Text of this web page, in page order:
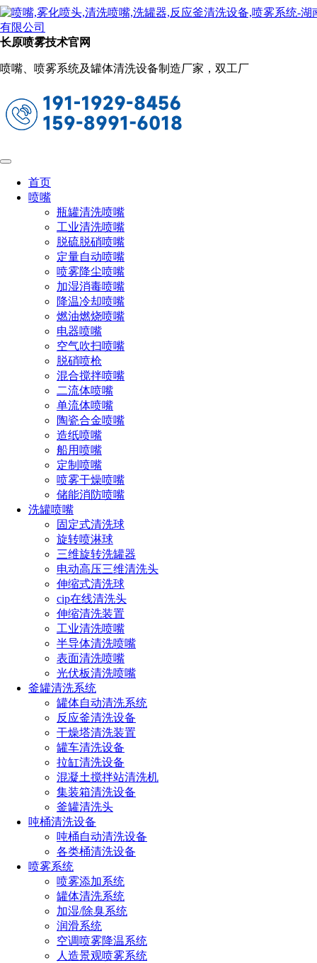
长原喷雾技术官网
喷嘴、喷雾系统及罐体清洗设备制造厂家，双工厂
首页
喷嘴
瓶罐清洗喷嘴
工业清洗喷嘴
脱硫脱硝喷嘴
定量自动喷嘴
喷雾降尘喷嘴
加湿消毒喷嘴
降温冷却喷嘴
燃油燃烧喷嘴
电器喷嘴
空气吹扫喷嘴
脱硝喷枪
混合搅拌喷嘴
二流体喷嘴
单流体喷嘴
陶瓷合金喷嘴
造纸喷嘴
船用喷嘴
定制喷嘴
喷雾干燥喷嘴
储能消防喷嘴
洗罐喷嘴
固定式清洗球
旋转喷淋球
三维旋转洗罐器
电动高压三维清洗头
伸缩式清洗球
cip在线清洗头
伸缩清洗装置
工业清洗喷嘴
半导体清洗喷嘴
表面清洗喷嘴
光伏板清洗喷嘴
釜罐清洗系统
罐体自动清洗系统
反应釜清洗设备
干燥塔清洗装置
罐车清洗设备
拉缸清洗设备
混凝土搅拌站清洗机
集装箱清洗设备
釜罐清洗头
吨桶清洗设备
吨桶自动清洗设备
各类桶清洗设备
喷雾系统
喷雾添加系统
罐体清洗系统
加湿/除臭系统
润滑系统
空调喷雾降温系统
人造景观喷雾系统
新闻动态
当前位置：
单流体喷嘴VS双流体喷嘴（单流体与双
2023-05-22 09:40:30 阅读量：2793
化为细小颗粒的目的。在喷嘴领域中，单流体和双流体喷嘴都
间的区别。
单流体喷嘴
单流体喷嘴是最基本的喷嘴类型之一。它使用一种液体，
通常是水，来形成喷雾。单流体喷嘴较简单并易于维护。它们
可供许多应用使用，例如清洁、农业、艺术等。单流体喷嘴的
用途可能会受到一些限制。它不适用于某些需要两个或更多材
料的任务。例如，在进行农业喷洒时，需要将肥料和杀虫剂同
时喷洒到植物上，但无法通过单流体喷嘴完成此任务。
双流体喷嘴
双流体喷嘴相对较为复杂且不易于维护。但是，它们可用
于单流体喷嘴无法完成的应用。如其名称所示，双流体喷嘴使
用两种或更多类型的液体来形成喷雾。通过组合不同的流体，
可调整成为特定范围内的喷洒颗粒大小。双流体喷嘴常用于医
疗、农业、工业和航空领域。该技术也可用于生产喷墨打印机
等设备。
因此，在选择单流体或双流体喷嘴时，我们需要考虑其用
途以及优点和缺点。对于需要分别以不同的方式处理不同材料
的任务，双流体喷嘴可能是更好的选择。而单流体喷嘴则在一
些其他场景中非常有效。我们必须权衡其利弊，并根据自己的
需求进行选择。
点击免费获取选型方案报价
如您对长原产品有采购或者其他任何需求及疑问，请来电
或加微信沟通！电话：
上一篇：
双流体喷嘴工作原理介绍（双流体喷嘴原理解析）
下一篇：
了解雾化喷嘴的工作原理（雾化喷嘴原理详解）